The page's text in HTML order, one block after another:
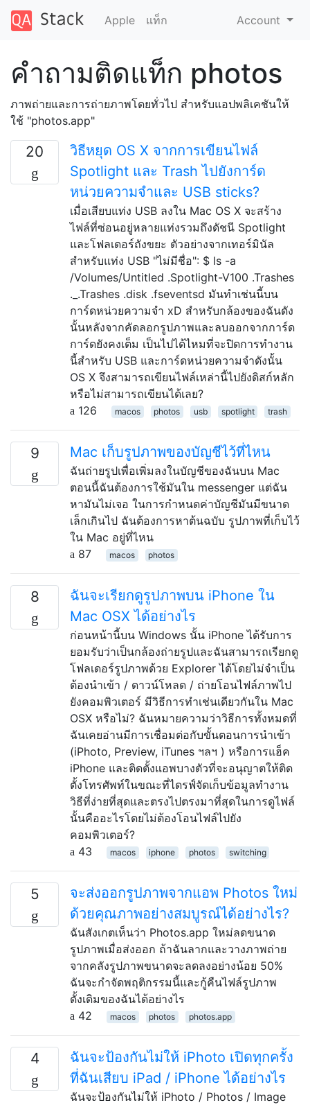
Apple แท็ก Account
คำถามติดแท็ก photos
ภาพถ่ายและการถ่ายภาพโดยทั่วไป สำหรับแอปพลิเคชันให้
ใช้ "photos.app"
20
วิธีหยุด OS X จากการเขียนไฟล์
Spotlight และ Trash ไปยังการ์ด
หน่วยความจำและ USB sticks?
เมื่อเสียบแท่ง USB ลงใน Mac OS X จะสร้าง
ไฟล์ที่ซ่อนอยู่หลายแท่งรวมถึงดัชนี Spotlight
และโฟลเดอร์ถังขยะ ตัวอย่างจากเทอร์มินัล
สำหรับแท่ง USB "ไม่มีชื่อ": $ ls -a
/Volumes/Untitled .Spotlight-V100 .Trashes
._.Trashes .disk .fseventsd มันทำเช่นนี้บน
การ์ดหน่วยความจำ xD สำหรับกล้องของฉันดัง
นั้นหลังจากคัดลอกรูปภาพและลบออกจากการ์ด
การ์ดยังคงเต็ม เป็นไปได้ไหมที่จะปิดการทำงาน
นี้สำหรับ USB และการ์ดหน่วยความจำดังนั้น
OS X จึงสามารถเขียนไฟล์เหล่านี้ไปยังดิสก์หลัก
หรือไม่สามารถเขียนได้เลย?
126
macos photos usb spotlight trash
9 Mac เก็บรูปภาพของบัญชีไว้ที่ไหน
ฉันถ่ายรูปเพื่อเพิ่มลงในบัญชีของฉันบน Mac
ตอนนี้ฉันต้องการใช้มันใน messenger แต่ฉัน
หามันไม่เจอ ในการกำหนดค่าบัญชีมันมีขนาด
เล็กเกินไป ฉันต้องการหาต้นฉบับ รูปภาพที่เก็บไว้
ใน Mac อยู่ที่ไหน
87
macos photos
8
ฉันจะเรียกดูรูปภาพบน iPhone ใน
Mac OSX ได้อย่างไร
ก่อนหน้านี้บน Windows นั้น iPhone ได้รับการ
ยอมรับว่าเป็นกล้องถ่ายรูปและฉันสามารถเรียกดู
โฟลเดอร์รูปภาพด้วย Explorer ได้โดยไม่จำเป็น
ต้องนำเข้า / ดาวน์โหลด / ถ่ายโอนไฟล์ภาพไป
ยังคอมพิวเตอร์ มีวิธีการทำเช่นเดียวกันใน Mac
OSX หรือไม่? ฉันหมายความว่าวิธีการทั้งหมดที่
ฉันเคยอ่านมีการเชื่อมต่อกับขั้นตอนการนำเข้า
(iPhoto, Preview, iTunes ฯลฯ ) หรือการแฮ็ค
iPhone และติดตั้งแอพบางตัวที่จะอนุญาตให้ติด
ตั้งโทรศัพท์ในขณะที่ไดรฟ์จัดเก็บข้อมูลทำงาน
วิธีที่ง่ายที่สุดและตรงไปตรงมาที่สุดในการดูไฟล์
นั้นคืออะไรโดยไม่ต้องโอนไฟล์ไปยัง
คอมพิวเตอร์?
43
macos iphone photos switching
5
จะส่งออกรูปภาพจากแอพ Photos ใหม่
ด้วยคุณภาพอย่างสมบูรณ์ได้อย่างไร?
ฉันสังเกตเห็นว่า Photos.app ใหม่ลดขนาด
รูปภาพเมื่อส่งออก ถ้าฉันลากและวางภาพถ่าย
จากคลังรูปภาพขนาดจะลดลงอย่างน้อย 50%
ฉันจะกำจัดพฤติกรรมนี้และกู้คืนไฟล์รูปภาพ
ดั้งเดิมของฉันได้อย่างไร
42
macos photos photos.app
4
ฉันจะป้องกันไม่ให้ iPhoto เปิดทุกครั้ง
ที่ฉันเสียบ iPad / iPhone ได้อย่างไร
ฉันจะป้องกันไม่ให้ iPhoto / Photos / Image